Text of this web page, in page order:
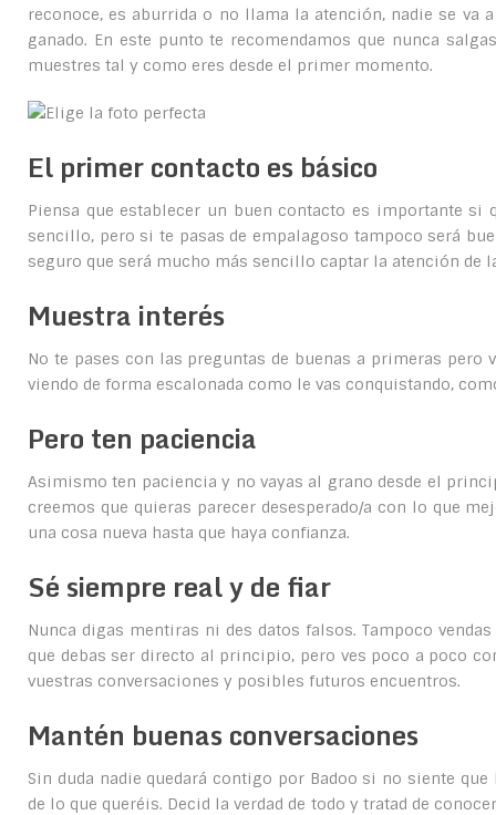
reconoce, es aburrida o no llama la atención, nadie se
ganado. En este punto te recomendamos que nunca
muestres tal y como eres desde el primer momento.
El primer contacto es básico
Piensa que establecer un buen contacto es importante
sencillo, pero si te pasas de empalagoso tampoco será
seguro que será mucho más sencillo captar la atención de
Muestra interés
No te pases con las preguntas de buenas a primeras
viendo de forma escalonada como le vas conquistando,
Pero ten paciencia
Asimismo ten paciencia y no vayas al grano desde el
creemos que quieras parecer desesperado/a con lo que
una cosa nueva hasta que haya confianza.
Sé siempre real y de fiar
Nunca digas mentiras ni des datos falsos. Tampoco
que debas ser directo al principio, pero ves poco a poco
vuestras conversaciones y posibles futuros encuentros.
Mantén buenas conversaciones
Sin duda nadie quedará contigo por Badoo si no siente
de lo que queréis. Decid la verdad de todo y tratad de